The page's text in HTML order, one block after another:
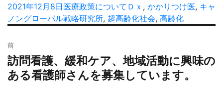
稿
者
投
稿
2021年12月8日カ
テ
ー
医療政策について タ
グ
Ｄｘ , かかりつけ医, キャ
ノングローバル戦略研究所, 超高齢化社会, 高齢化
稿
ナ
ビ
前
過
去
の
訪問看護、緩和ケア、地域活動に興味の
ある看護師さんを募集しています。